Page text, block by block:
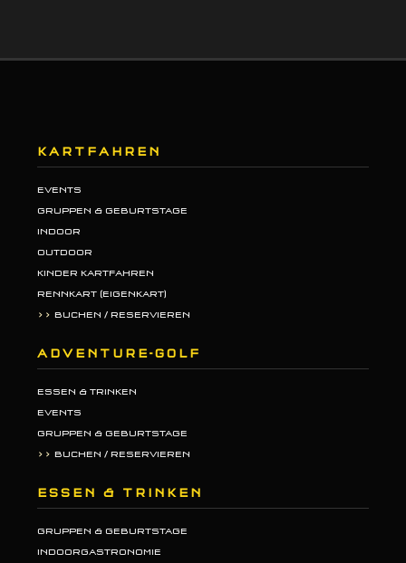
KARTFAHREN
EVENTS
GRUPPEN & GEBURTSTAGE
INDOOR
OUTDOOR
KINDER KARTFAHREN
RENNKART (EIGENKART)
>> BUCHEN / RESERVIEREN
ADVENTURE-GOLF
ESSEN & TRINKEN
EVENTS
GRUPPEN & GEBURTSTAGE
>> BUCHEN / RESERVIEREN
ESSEN & TRINKEN
GRUPPEN & GEBURTSTAGE
INDOORGASTRONOMIE